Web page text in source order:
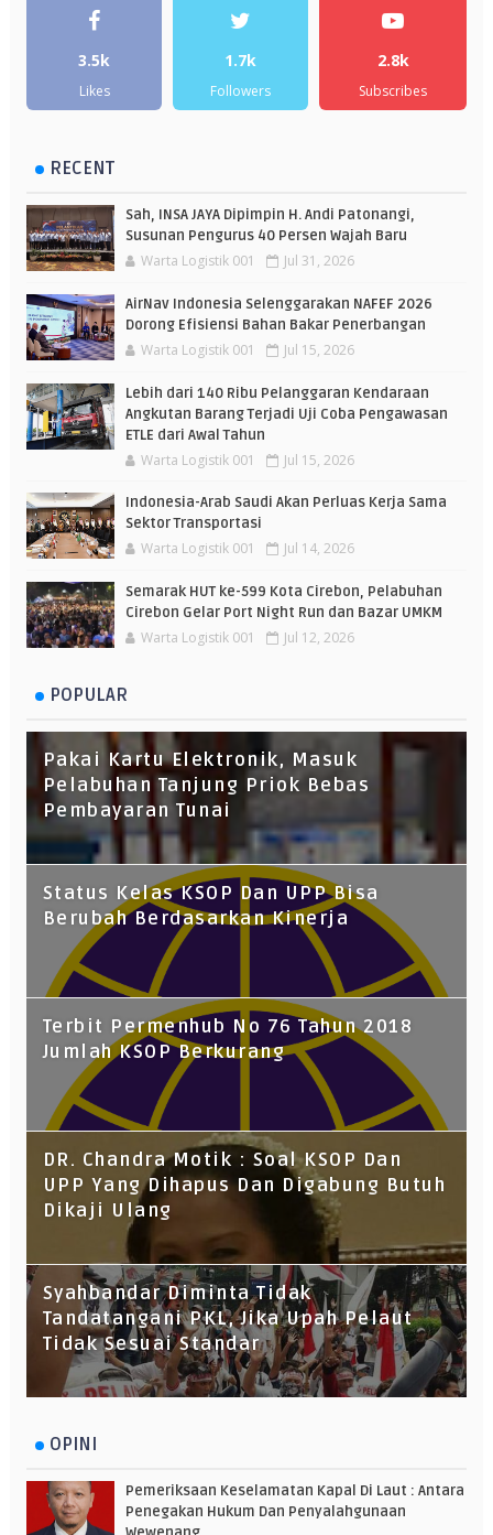
3.5k
Likes
1.7k
Followers
2.8k
Subscribes
RECENT
Sah, INSA JAYA Dipimpin H. Andi Patonangi,
Susunan Pengurus 40 Persen Wajah Baru
Warta Logistik 001 Jul 31, 2026
AirNav Indonesia Selenggarakan NAFEF 2026
Dorong Efisiensi Bahan Bakar Penerbangan
Warta Logistik 001 Jul 15, 2026
Lebih dari 140 Ribu Pelanggaran Kendaraan
Angkutan Barang Terjadi Uji Coba Pengawasan
ETLE dari Awal Tahun
Warta Logistik 001 Jul 15, 2026
Indonesia-Arab Saudi Akan Perluas Kerja Sama
Sektor Transportasi
Warta Logistik 001 Jul 14, 2026
Semarak HUT ke-599 Kota Cirebon, Pelabuhan
Cirebon Gelar Port Night Run dan Bazar UMKM
Warta Logistik 001 Jul 12, 2026
POPULAR
Pakai Kartu Elektronik, Masuk
Pelabuhan Tanjung Priok Bebas
Pembayaran Tunai
Status Kelas KSOP Dan UPP Bisa
Berubah Berdasarkan Kinerja
Terbit Permenhub No 76 Tahun 2018
Jumlah KSOP Berkurang
DR. Chandra Motik : Soal KSOP Dan
UPP Yang Dihapus Dan Digabung Butuh
Dikaji Ulang
Syahbandar Diminta Tidak
Tandatangani PKL, Jika Upah Pelaut
Tidak Sesuai Standar
OPINI
Pemeriksaan Keselamatan Kapal Di Laut : Antara
Penegakan Hukum Dan Penyalahgunaan